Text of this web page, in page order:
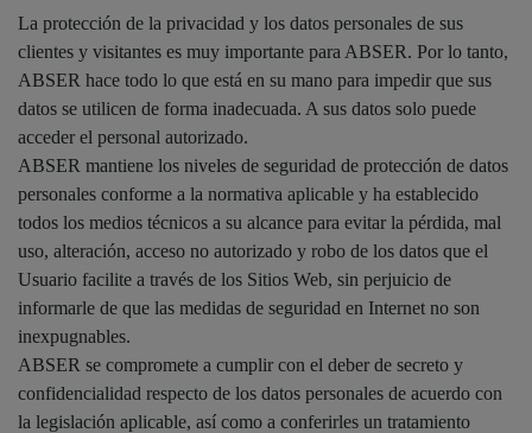
La protección de la privacidad y los datos personales de sus
clientes y visitantes es muy importante para ABSER. Por lo tanto,
ABSER hace todo lo que está en su mano para impedir que sus
datos se utilicen de forma inadecuada. A sus datos solo puede
acceder el personal autorizado.
ABSER mantiene los niveles de seguridad de protección de datos
personales conforme a la normativa aplicable y ha establecido
todos los medios técnicos a su alcance para evitar la pérdida, mal
uso, alteración, acceso no autorizado y robo de los datos que el
Usuario facilite a través de los Sitios Web, sin perjuicio de
informarle de que las medidas de seguridad en Internet no son
inexpugnables.
ABSER se compromete a cumplir con el deber de secreto y
confidencialidad respecto de los datos personales de acuerdo con
la legislación aplicable, así como a conferirles un tratamiento